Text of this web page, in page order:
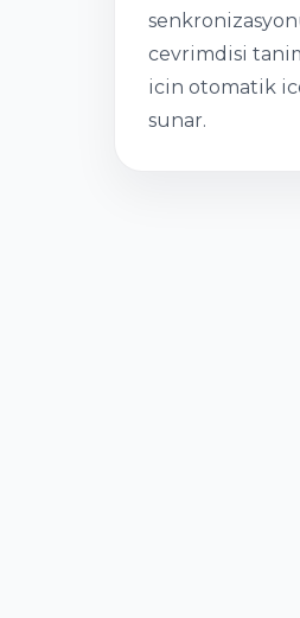
cevrimdisi
icin otomatik
sunar.